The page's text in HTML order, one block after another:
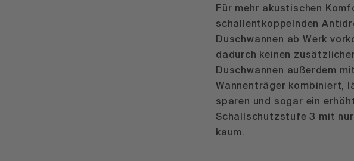
Für mehr akustischen
schallentkoppelnden
Duschwannen ab Werk
dadurch keinen
Duschwannen außerdem
Wannenträger kombiniert,
sparen und sogar ein
Schallschutzstufe 3 mit nur
kaum.